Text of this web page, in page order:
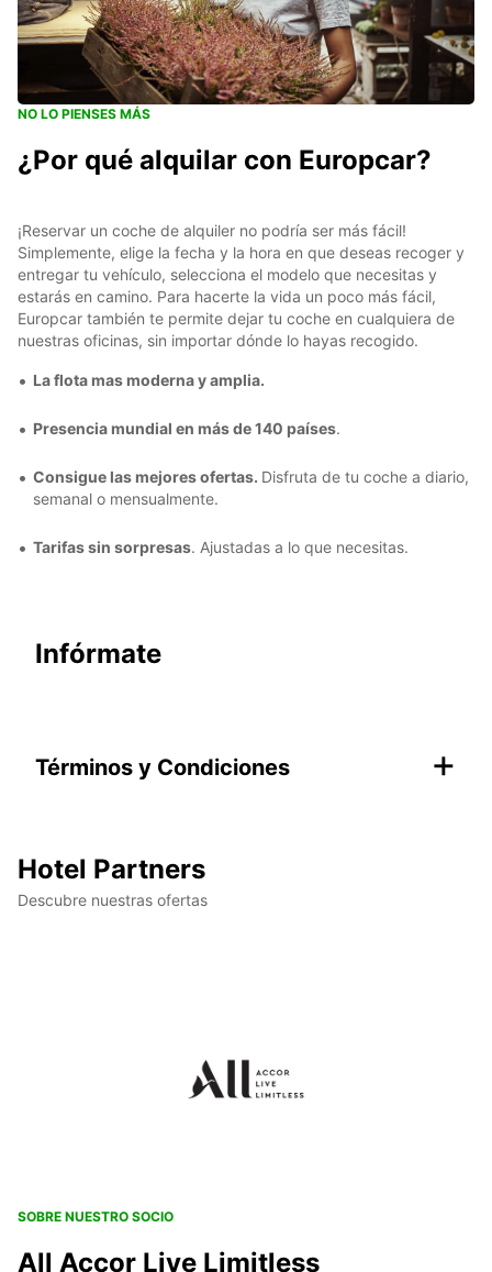
NO LO PIENSES MÁS
¿Por qué alquilar con Europcar?
¡Reservar un coche de alquiler no podría ser más fácil!
Simplemente, elige la fecha y la hora en que deseas recoger y
entregar tu vehículo, selecciona el modelo que necesitas y
estarás en camino. Para hacerte la vida un poco más fácil,
Europcar también te permite dejar tu coche en cualquiera de
nuestras oficinas, sin importar dónde lo hayas recogido.
La flota mas moderna y amplia.
Presencia mundial en más de 140 países.
Consigue las mejores ofertas. Disfruta de tu coche a diario,
semanal o mensualmente.
Tarifas sin sorpresas. Ajustadas a lo que necesitas.
Infórmate
Términos y Condiciones +
Hotel Partners
Descubre nuestras ofertas
SOBRE NUESTRO SOCIO
All Accor Live Limitless